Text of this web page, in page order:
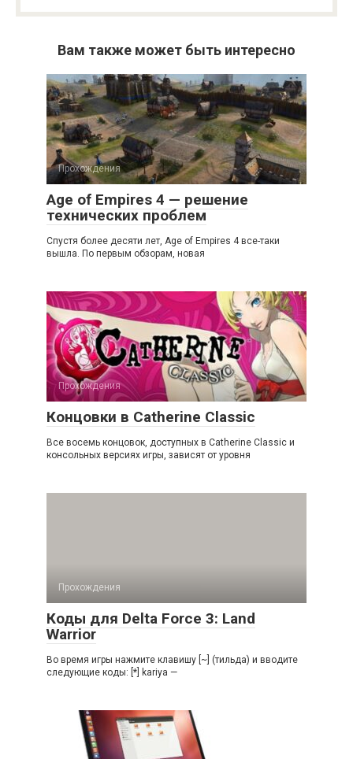
Вам также может быть интересно
Прохождения
Age of Empires 4 — решение
технических проблем
Спустя более десяти лет, Age of Empires 4 все-таки
вышла. По первым обзорам, новая
Прохождения
Концовки в Catherine Classic
Все восемь концовок, доступных в Catherine Classic и
консольных версиях игры, зависят от уровня
Прохождения
Коды для Delta Force 3: Land
Warrior
Во время игры нажмите клавишу [~] (тильда) и вводите
следующие коды: [*] kariya —